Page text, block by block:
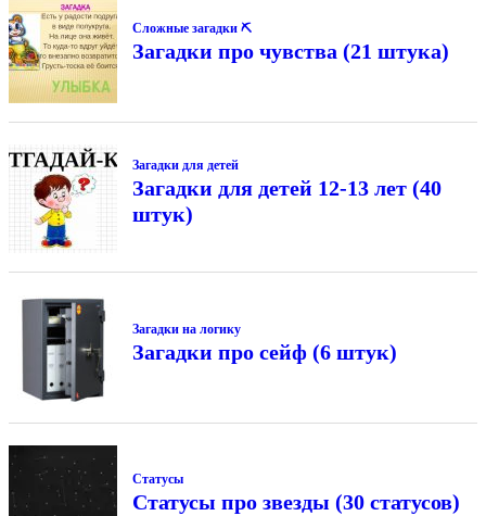
Сложные загадки ⛏
Загадки про чувства (21 штука)
Загадки для детей
Загадки для детей 12-13 лет (40
штук)
Загадки на логику
Загадки про сейф (6 штук)
Статусы
Статусы про звезды (30 статусов)